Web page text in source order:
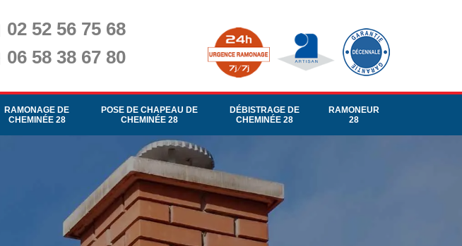
02 52 56 75 68
06 58 38 67 80
RAMONAGE DE
CHEMINÉE 28
POSE DE CHAPEAU DE
CHEMINÉE 28
DÉBISTRAGE DE
CHEMINÉE 28
RAMONEUR
28